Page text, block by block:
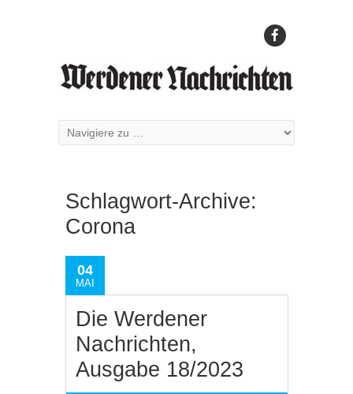
Schlagwort-Archive:
Corona
04
MAI
Die Werdener
Nachrichten,
Ausgabe 18/2023